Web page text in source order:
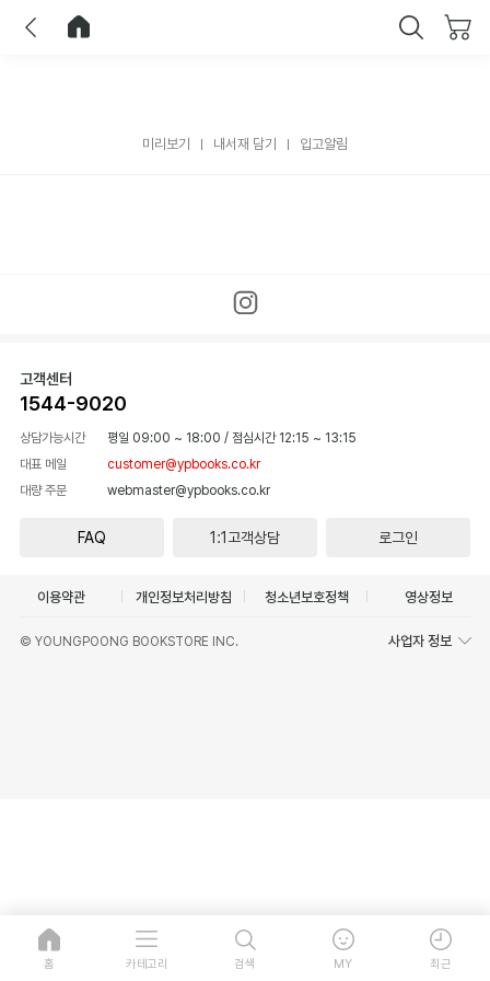
미리보기 내서재 담기 입고알림
고객센터
1544-9020
상담가능시간 평일 09:00 ~ 18:00 / 점심시간 12:15 ~ 13:15
대표 메일
customer@ypbooks.co.kr
대량 주문
webmaster@ypbooks.co.kr
FAQ 1:1고객상담 로그인
이용약관 개인정보처리방침 청소년보호정책 영상정보
© YOUNGPOONG BOOKSTORE INC. 사업자 정보
홈 카테고리 검색 MY 최근